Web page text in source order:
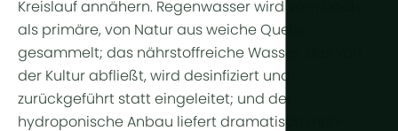
Kreislauf annähern. Regenwasser wird vom Dach
als primäre, von Natur aus weiche Quelle
gesammelt; das nährstoffreiche Wasser, das von
der Kultur abfließt, wird desinfiziert und
zurückgeführt statt eingeleitet; und der
hydroponische Anbau liefert dramatisch mehr